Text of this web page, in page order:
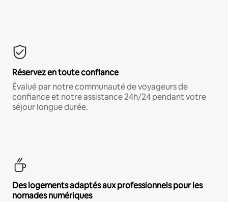
Réservez en toute confiance
Évalué par notre communauté de voyageurs de
confiance et notre assistance 24h/24 pendant votre
séjour longue durée.
Des logements adaptés aux professionnels pour les
nomades numériques